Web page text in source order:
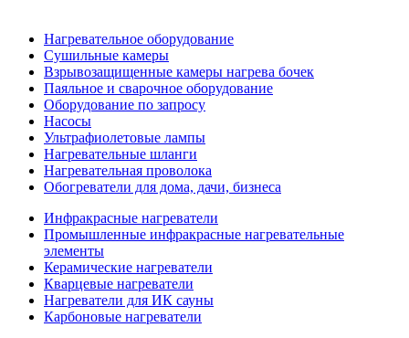
Нагревательное оборудование
Сушильные камеры
Взрывозащищенные камеры нагрева бочек
Паяльное и сварочное оборудование
Оборудование по запросу
Насосы
Ультрафиолетовые лампы
Нагревательные шланги
Нагревательная проволока
Обогреватели для дома, дачи, бизнеса
Инфракрасные нагреватели
Промышленные инфракрасные нагревательные
элементы
Керамические нагреватели
Кварцевые нагреватели
Нагреватели для ИК сауны
Карбоновые нагреватели